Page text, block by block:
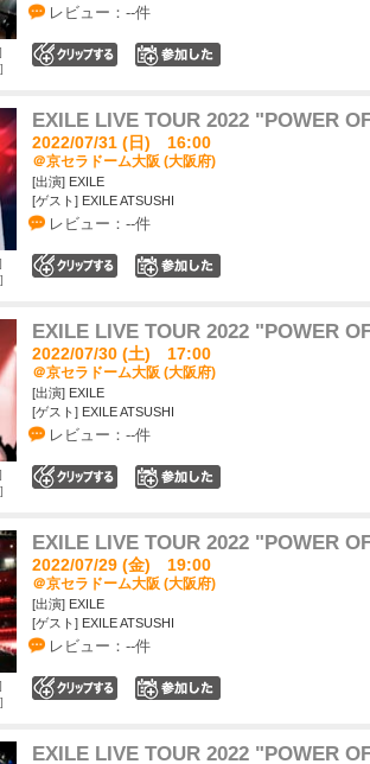
レビュー：--件
EXILE LIVE TOUR 2022 "POWER
2022/07/31 (日) 16:00
＠京セラドーム大阪 (大阪府)
[出演] EXILE
[ゲスト] EXILE ATSUSHI
レビュー：--件
EXILE LIVE TOUR 2022 "POWER
2022/07/30 (土) 17:00
＠京セラドーム大阪 (大阪府)
[出演] EXILE
[ゲスト] EXILE ATSUSHI
レビュー：--件
EXILE LIVE TOUR 2022 "POWER
2022/07/29 (金) 19:00
＠京セラドーム大阪 (大阪府)
[出演] EXILE
[ゲスト] EXILE ATSUSHI
レビュー：--件
EXILE LIVE TOUR 2022 "POWER